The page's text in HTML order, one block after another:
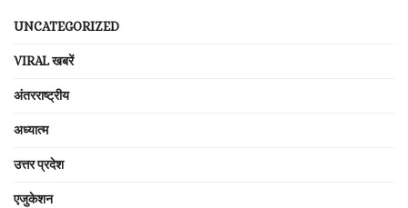
UNCATEGORIZED
VIRAL खबरें
अंतरराष्ट्रीय
अध्यात्म
उत्तर प्रदेश
एजुकेशन